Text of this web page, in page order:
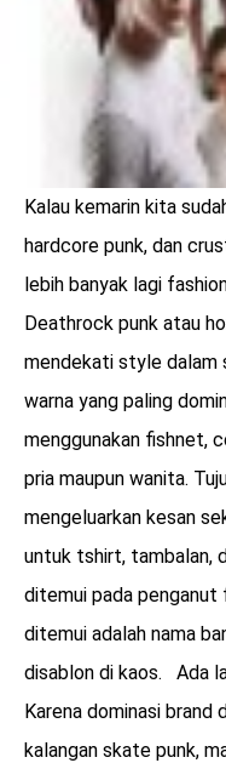
menarik
Kalau kemarin kita
hardcore punk, dan
lebih banyak lagi
Deathrock punk atau
mendekati style dalam
warna yang paling
menggunakan fishnet,
pria maupun wanita.
mengeluarkan kesan
untuk tshirt, tambalan,
ditemui pada penganut
ditemui adalah nama
disablon di kaos. Ada
Karena dominasi brand
kalangan skate punk,